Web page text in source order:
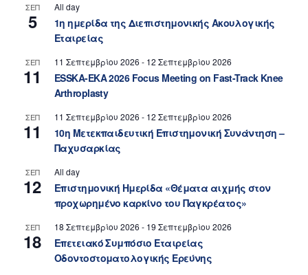
ΣΕΠ
5
All day
1η ημερίδα της Διεπιστημονικής Ακουλογικής
Εταιρείας
ΣΕΠ
11
11 Σεπτεμβρίου 2026 - 12 Σεπτεμβρίου 2026
ESSKA-EKA 2026 Focus Meeting on Fast-Track Knee
Arthroplasty
ΣΕΠ
11
11 Σεπτεμβρίου 2026 - 12 Σεπτεμβρίου 2026
10η Μετεκπαιδευτική Επιστημονική Συνάντηση –
Παχυσαρκίας
ΣΕΠ
12
All day
Επιστημονική Ημερίδα «Θέματα αιχμής στον
προχωρημένο καρκίνο του Παγκρέατος»
ΣΕΠ
18
18 Σεπτεμβρίου 2026 - 19 Σεπτεμβρίου 2026
Επετειακό Συμπόσιο Εταιρείας
Οδοντοστοματολογικής Ερεύνης